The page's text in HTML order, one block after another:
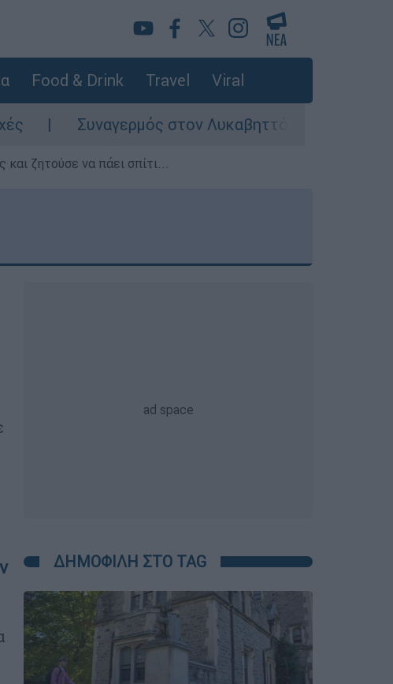
Food & Drink Travel Viral
στον Λυκαβηττό: Σορός σε προχωρημένη
ζητούσε να πάει σπίτι...
ΔΗΜΟΦΙΛΗ ΣΤΟ TAG